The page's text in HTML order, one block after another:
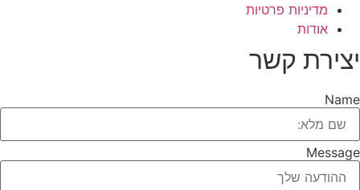
מדיניות פרטיות
אודות
יצירת קשר
Name
Message